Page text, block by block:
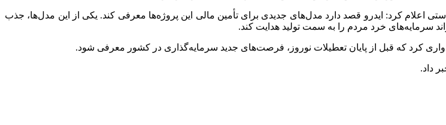
اعلام کرد: ایدرو قصد دارد مدل‌های جدیدی برای تأمین مالی این پروژه‌ها معرفی کند. یکی از این مدل‌ها، جذب
سرمایه‌های خرد مردم را به سمت تولید هدایت کند.
کرد که قبل از پایان تعطیلات نوروز، فرصت‌های جدید سرمایه‌گذاری در کشور معرفی شود.
داد.